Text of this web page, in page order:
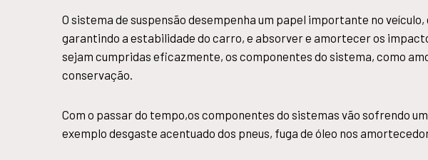
O sistema de suspensão desempenha um papel importante no
garantindo a estabilidade do carro, e absorver e amortecer os
sejam cumpridas eficazmente, os componentes do sistema, como
conservação.
Com o passar do tempo,os componentes do sistemas vão sofrendo
exemplo desgaste acentuado dos pneus, fuga de óleo nos